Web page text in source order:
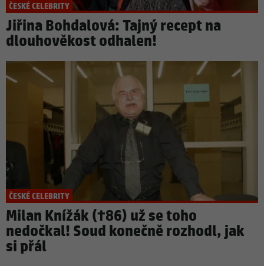
ČESKÉ CELEBRITY
Jiřina Bohdalová: Tajný recept na
dlouhověkost odhalen!
ČESKÉ CELEBRITY
Milan Knížák (†86) už se toho
nedočkal! Soud konečně rozhodl, jak
si přál